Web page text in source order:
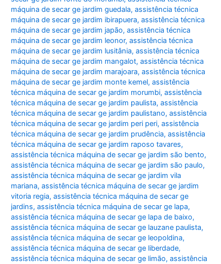
máquina de secar ge jardim guedala,assistência técnica
máquina de secar ge jardim ibirapuera,assistência técnica
máquina de secar ge jardim japão,assistência técnica
máquina de secar ge jardim leonor,assistência técnica
máquina de secar ge jardim lusitânia,assistência técnica
máquina de secar ge jardim mangalot,assistência técnica
máquina de secar ge jardim marajoara,assistência técnica
máquina de secar ge jardim monte kemel,assistência
técnica máquina de secar ge jardim morumbi,assistência
técnica máquina de secar ge jardim paulista,assistência
técnica máquina de secar ge jardim paulistano,assistência
técnica máquina de secar ge jardim peri peri,assistência
técnica máquina de secar ge jardim prudência,assistência
técnica máquina de secar ge jardim raposo tavares,
assistência técnica máquina de secar ge jardim são bento,
assistência técnica máquina de secar ge jardim são paulo,
assistência técnica máquina de secar ge jardim vila
mariana,assistência técnica máquina de secar ge jardim
vitoria regia,assistência técnica máquina de secar ge
jardins,assistência técnica máquina de secar ge lapa,
assistência técnica máquina de secar ge lapa de baixo,
assistência técnica máquina de secar ge lauzane paulista,
assistência técnica máquina de secar ge leopoldina,
assistência técnica máquina de secar ge liberdade,
assistência técnica máquina de secar ge limão,assistência